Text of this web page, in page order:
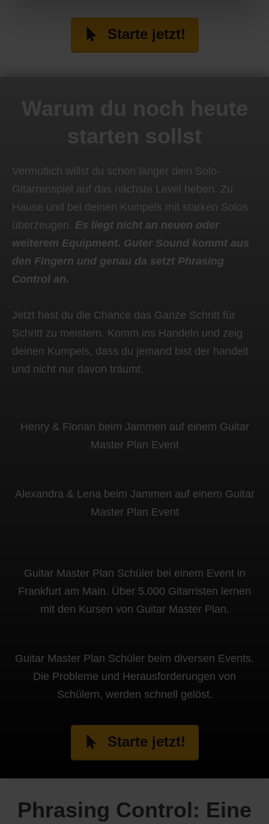
Starte jetzt!
starten sollst
Vermutlich willst du schon länger dein Solo-
Gitarrenspiel auf das nächste Level heben. Zu
Hause und bei deinen Kumpels mit starken Solos
überzeugen. Es liegt nicht an neuen oder
weiterem Equipment. Guter Sound kommt aus
den Fingern und genau da setzt Phrasing
Control an.
Jetzt hast du die Chance das Ganze Schritt für
Schritt zu meistern. Komm ins Handeln und zeig
deinen Kumpels, dass du jemand bist der handelt
und nicht nur davon träumt.
Henry & Florian beim Jammen auf einem Guitar
Master Plan Event
Alexandra & Lena beim Jammen auf einem Guitar
Master Plan Event
Guitar Master Plan Schüler bei einem Event in
Frankfurt am Main. Über 5.000 Gitarristen lernen
mit den Kursen von Guitar Master Plan.
Guitar Master Plan Schüler beim diversen Events.
Die Probleme und Herausforderungen von
Schülern, werden schnell gelöst.
Starte jetzt!
Phrasing Control: Eine